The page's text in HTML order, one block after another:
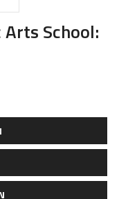
School: